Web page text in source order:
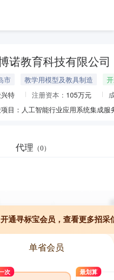
诺教育科技有限公司
市 教学用模型及教具制造
特 注册资本： 105万元
代理 （0）
开通寻标宝会员，查看更多招采
单省会员
次 最划算